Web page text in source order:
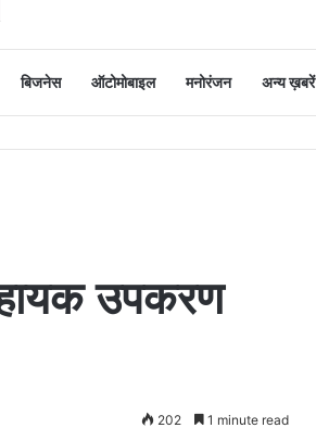
बिजनेस ऑटोमोबाइल मनोरंजन अन्य ख़बरें
उपकरण
202 1 minute read